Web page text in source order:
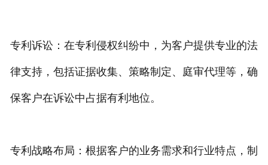
专利诉讼：在专利侵权纠纷中，为客户提供专业的法
律支持，包括证据收集、策略制定、庭审代理等，确
保客户在诉讼中占据有利地位。
专利战略布局：根据客户的业务需求和行业特点，制